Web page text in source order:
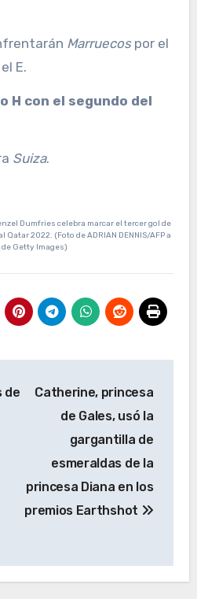
Marruecospor el
E.
H con el segundo del
Suiza.
Dumfries celebra marcar el tercer gol de
2022. (Foto de ADRIAN DENNIS/AFP a
Getty Images)
de
Catherine, princesa
de Gales, usó la
gargantilla de
esmeraldas de la
princesa Diana en los
premios Earthshot